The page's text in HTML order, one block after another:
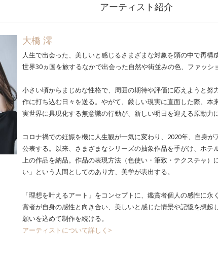
アーティスト紹介
大橋 澪
人生で出会った、美しいと感じるさまざまな対象を頭の中で再
世界30ヵ国を旅するなかで出会った自然や街並みの色、ファッシ
小さい頃からまじめな性格で、周囲の期待や評価に応えようと
作に打ち込む日々を送る。やがて、厳しい現実に直面した際、
実世界に具現化する無意識の行動が、新しい明日を迎える原動力
コロナ禍での妊娠を機に人生観が一気に変わり、2020年、自身
公表する。以来、さまざまなシリーズの抽象作品を手がけ、ホ
上の作品を納品。作品の表現方法（色使い・筆致・テクスチャ）
い」という人間としてのあり方、美学が表出する。
「理想を叶えるアート」をコンセプトに、鑑賞者個人の感性に
賞者が自身の感性と向き合い、美しいと感じた情景や記憶を想起
願いを込めて制作を続ける。
アーティストについて詳しく>